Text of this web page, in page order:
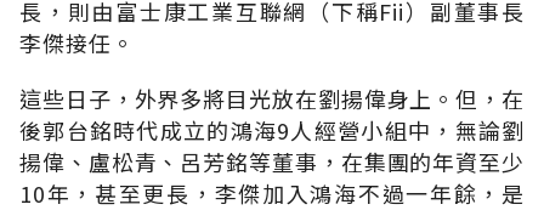
長，則由富士康工業互聯網（下稱Fii）副董事長
李傑接任。
這些日子，外界多將目光放在劉揚偉身上。但，在
後郭台銘時代成立的鴻海9人經營小組中，無論劉
揚偉、盧松青、呂芳銘等董事，在集團的年資至少
10年，甚至更長，李傑加入鴻海不過一年餘，是